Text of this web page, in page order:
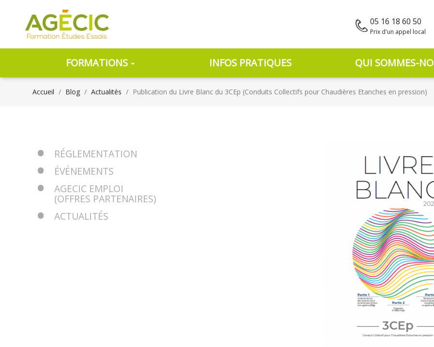
05 16 18 60 50
Prix d'un appel local
FORMATIONS INFOS PRATIQUES QUI SOMMES-
Accueil Blog Actualités Publication du Livre Blanc du 3CEp (Conduits Collectifs pour Chaudières Etanches en pression)
RÉGLEMENTATION
ÉVÉNEMENTS
AGECIC EMPLOI
(OFFRES PARTENAIRES)
ACTUALITÉS